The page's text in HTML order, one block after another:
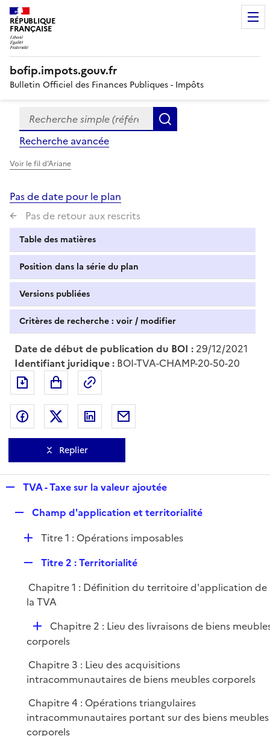
RÉPUBLIQUE
FRANÇAISE
bofip.impots.gouv.fr
Bulletin Officiel des Finances Publiques - Impôts
Formulaire
de
recherche
Recherche simple (références, mots clés, partie du
Recherche avancée
Voir le fil d'Ariane
Pas de date pour le plan
Pas de retour aux rescrits
Table des matières
Position dans la série du plan
Versions publiées
Critères de recherche : voir / modifier
Date de début de publication du BOI : 29/12/2021
Identifiant juridique : BOI-TVA-CHAMP-20-50-20
Exporter le document au format pdf
Partager sur Facebook
Partager sur Twitter
Partager sur LinkedIn
Replier
p
TVA - Taxe sur la valeur ajoutée
p
e
r
Champ d'application et territorialité
D
l
i
e
r
Titre 1 : Opérations imposables
p
i
e
r
Titre 2 : Territorialité
Chapitre 1 : Définition du territoire d'application de
la TVA
D
é
l
i
e
r
Chapitre 2 : Lieu des livraisons de biens
corporels
Chapitre 3 : Lieu des acquisitions
intracommunautaires de biens meubles corporels
Chapitre 4 : Opérations triangulaires
intracommunautaires portant sur des biens meubles
corporels